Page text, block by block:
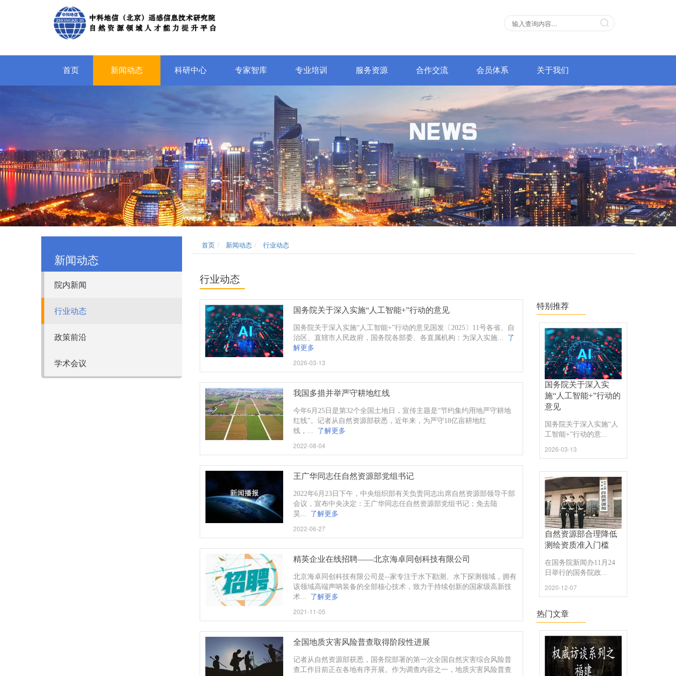
首页 新闻动态 科研中心 专家智库 专业培训 服务资源 合作交流 会员体系 关于我们
新闻动态
院内新闻
行业动态
政策前沿
学术会议
首页 新闻动态 行业动态
行业动态
国务院关于深入实施“人工智能+”行动的意见
国务院关于深入实施“人工智能+”行动的意见国发〔2025〕11号各省、自
治区、直辖市人民政府，国务院各部委、各直属机构：为深入实施... 了
解更多
2026-03-13
我国多措并举严守耕地红线
今年6月25日是第32个全国土地日，宣传主题是“节约集约用地严守耕地
红线”。记者从自然资源部获悉，近年来，为严守18亿亩耕地红
线，... 了解更多
2022-08-04
王广华同志任自然资源部党组书记
2022年6月23日下午，中央组织部有关负责同志出席自然资源部领导干部
会议，宣布中央决定：王广华同志任自然资源部党组书记；免去陆
昊... 了解更多
2022-06-27
精英企业在线招聘——北京海卓同创科技有限公司
北京海卓同创科技有限公司是--家专注于水下勘测、水下探测领域，拥有
该领域高端声呐装备的全部核心技术，致力于持续创新的国家级高新技
术... 了解更多
2021-11-05
全国地质灾害风险普查取得阶段性进展
记者从自然资源部获悉，国务院部署的第一次全国自然灾害综合风险普
查工作目前正在各地有序开展。作为调查内容之一，地质灾害风险普查
特别推荐
国务院关于深入实
施“人工智能+”行动的
意见
国务院关于深入实施“人
工智能+”行动的意...
2026-03-13
自然资源部合理降低
测绘资质准入门槛
在国务院新闻办11月24
日举行的国务院政...
2020-12-07
热门文章